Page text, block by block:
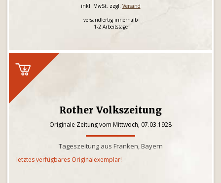
inkl. MwSt. zzgl. Versand
versandfertig innerhalb
1-2 Arbeitstage
Rother Volkszeitung
Originale Zeitung vom Mittwoch, 07.03.1928
Tageszeitung aus Franken, Bayern
letztes verfügbares Originalexemplar!